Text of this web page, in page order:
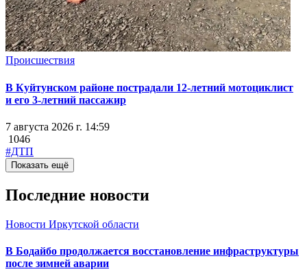
Происшествия
В Куйтунском районе пострадали 12-летний мотоциклист
и его 3-летний пассажир
7 августа 2026 г. 14:59
1046
#ДТП
Показать ещё
Последние новости
Новости Иркутской области
В Бодайбо продолжается восстановление инфраструктуры
после зимней аварии